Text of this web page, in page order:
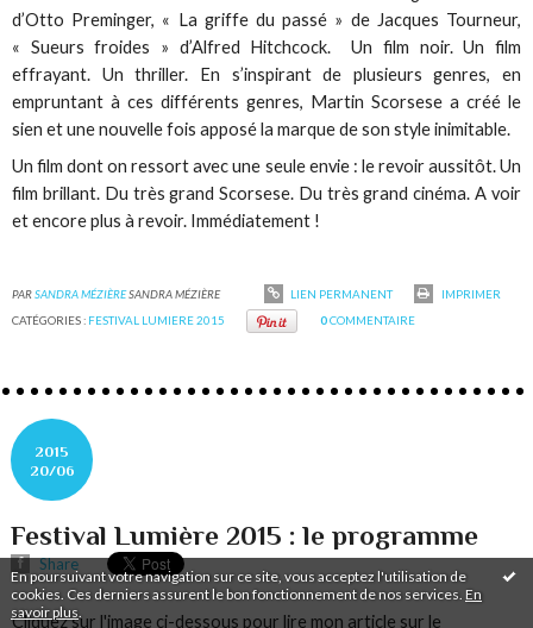
En poursuivant votre navigation sur ce site, vous acceptez l'utilisation de
cookies. Ces derniers assurent le bon fonctionnement de nos services. En
savoir plus
d’Otto Preminger, « La griffe du passé » de Jacques Tourneur,
« Sueurs froides » d’Alfred Hitchcock. Un film noir. Un film
effrayant. Un thriller. En s’inspirant de plusieurs genres, en
empruntant à ces différents genres, Martin Scorsese a créé le
sien et une nouvelle fois apposé la marque de son style inimitable.
Un film dont on ressort avec une seule envie : le revoir aussitôt. Un
film brillant. Du très grand Scorsese. Du très grand cinéma. A voir
et encore plus à revoir. Immédiatement !
PARSANDRA MÉZIÈRESANDRA MÉZIÈRE LIEN PERMANENT
IMPRIMER
CATÉGORIES : FESTIVAL LUMIERE 2015 0COMMENTAIRE
2015
20/06
Festival Lumière 2015 : le programme
Share
Cliquez sur l'image ci-dessous pour lire mon article sur le